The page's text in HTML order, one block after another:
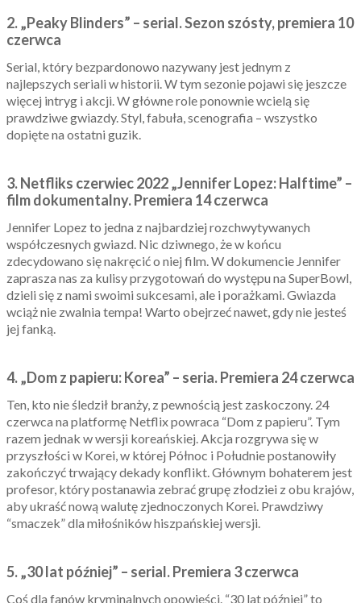
2. „Peaky Blinders” – serial. Sezon szósty, premiera 10
czerwca
Serial, który bezpardonowo nazywany jest jednym z
najlepszych seriali w historii. W tym sezonie pojawi się jeszcze
więcej intryg i akcji. W główne role ponownie wcielą się
prawdziwe gwiazdy. Styl, fabuła, scenografia – wszystko
dopięte na ostatni guzik.
3. Netfliks czerwiec 2022 „Jennifer Lopez: Halftime” –
film dokumentalny. Premiera 14 czerwca
Jennifer Lopez to jedna z najbardziej rozchwytywanych
współczesnych gwiazd. Nic dziwnego, że w końcu
zdecydowano się nakręcić o niej film. W dokumencie Jennifer
zaprasza nas za kulisy przygotowań do występu na SuperBowl,
dzieli się z nami swoimi sukcesami, ale i porażkami. Gwiazda
wciąż nie zwalnia tempa! Warto obejrzeć nawet, gdy nie jesteś
jej fanką.
4. „Dom z papieru: Korea” – seria. Premiera 24 czerwca
Ten, kto nie śledził branży, z pewnością jest zaskoczony. 24
czerwca na platformę Netflix powraca “Dom z papieru”. Tym
razem jednak w wersji koreańskiej. Akcja rozgrywa się w
przyszłości w Korei, w której Północ i Południe postanowiły
zakończyć trwający dekady konflikt. Głównym bohaterem jest
profesor, który postanawia zebrać grupę złodziei z obu krajów,
aby ukraść nową walutę zjednoczonych Korei. Prawdziwy
“smaczek” dla miłośników hiszpańskiej wersji.
5. „30 lat później” – serial. Premiera 3 czerwca
Coś dla fanów kryminalnych opowieści. “30 lat później” to